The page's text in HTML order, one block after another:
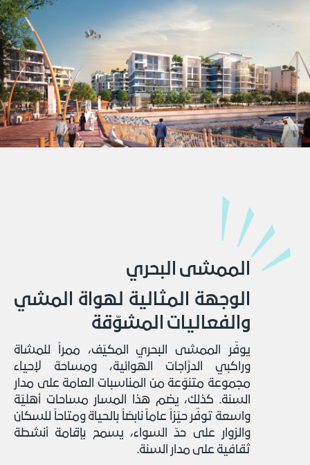
الممشى البحري
الوجهة المثالية لهواة المشي
والفعاليات المشوّقة
يوفّر الممشى البحري المكيّف، ممراً للمشاة
وراكبي الدرَّاجات الهوائية، ومساحة لإحياء
مجموعة متنوّعة من المناسبات العامة على مدار
السنة. كذلك، يضم هذا المسار مساحات أهليّة
واسعة توفّر حيّزاً عاماً نابضاً بالحياة ومتاحاً للسكان
والزوار على حدّ السواء، يسمح بإقامة أنشطة
ثقافية على مدار السنة.